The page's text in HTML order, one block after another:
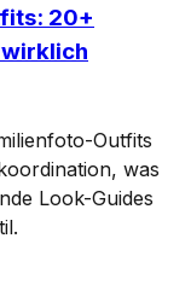
20+
Outfits
was
Look-Guides